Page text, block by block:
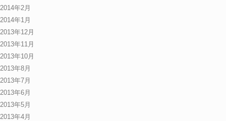
2014年2月
2014年1月
2013年12月
2013年11月
2013年10月
2013年8月
2013年7月
2013年6月
2013年5月
2013年4月